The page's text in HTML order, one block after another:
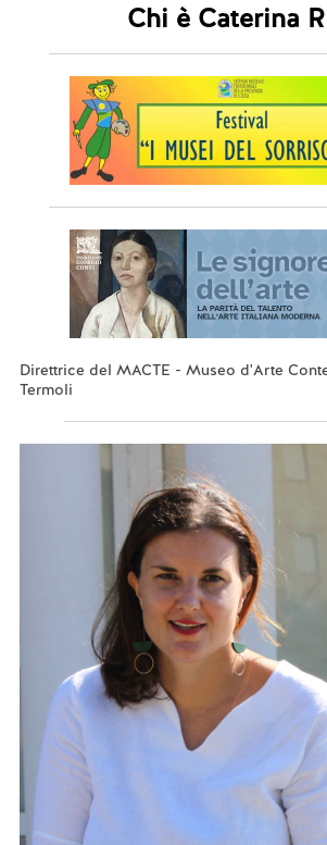
Chi è Caterina
Direttrice del MACTE - Museo d'Arte
Termoli